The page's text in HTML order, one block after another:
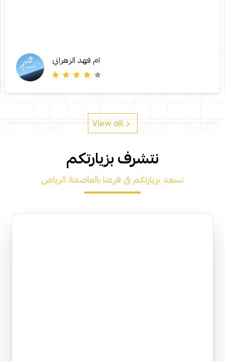
ام فهد الزهراني
View all
نتشرف بزيارتكم
نسعد بزيارتكم فى فرعنا بالعاصمة الرياض